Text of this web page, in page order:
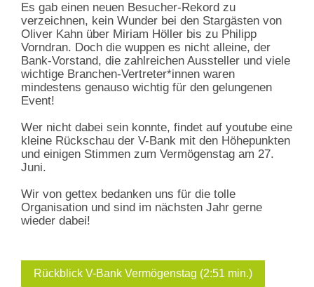
Es gab einen neuen Besucher-Rekord zu
verzeichnen, kein Wunder bei den Stargästen von
Oliver Kahn über Miriam Höller bis zu Philipp
Vorndran. Doch die wuppen es nicht alleine, der
Bank-Vorstand, die zahlreichen Aussteller und viele
wichtige Branchen-Vertreter*innen waren
mindestens genauso wichtig für den gelungenen
Event!
Wer nicht dabei sein konnte, findet auf youtube eine
kleine Rückschau der V-Bank mit den Höhepunkten
und einigen Stimmen zum Vermögenstag am 27.
Juni.
Wir von gettex bedanken uns für die tolle
Organisation und sind im nächsten Jahr gerne
wieder dabei!
Rückblick V-Bank Vermögenstag (2:51 min.)